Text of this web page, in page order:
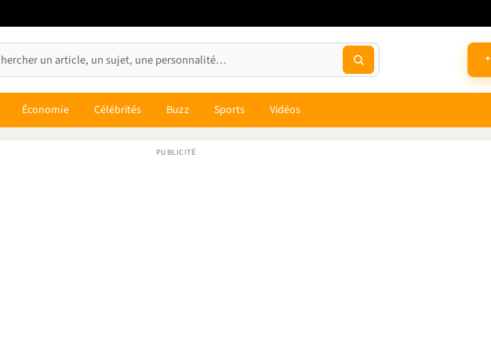
Économie Célébrités Buzz Sports Vidéos